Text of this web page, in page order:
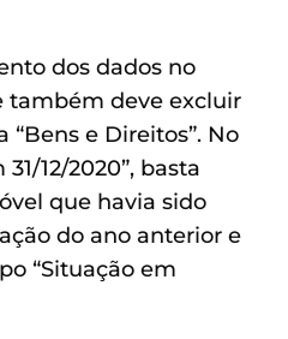
dos dados no
também deve excluir
e Direitos”. No
12/2020”, basta
que havia sido
do ano anterior e
“Situação em